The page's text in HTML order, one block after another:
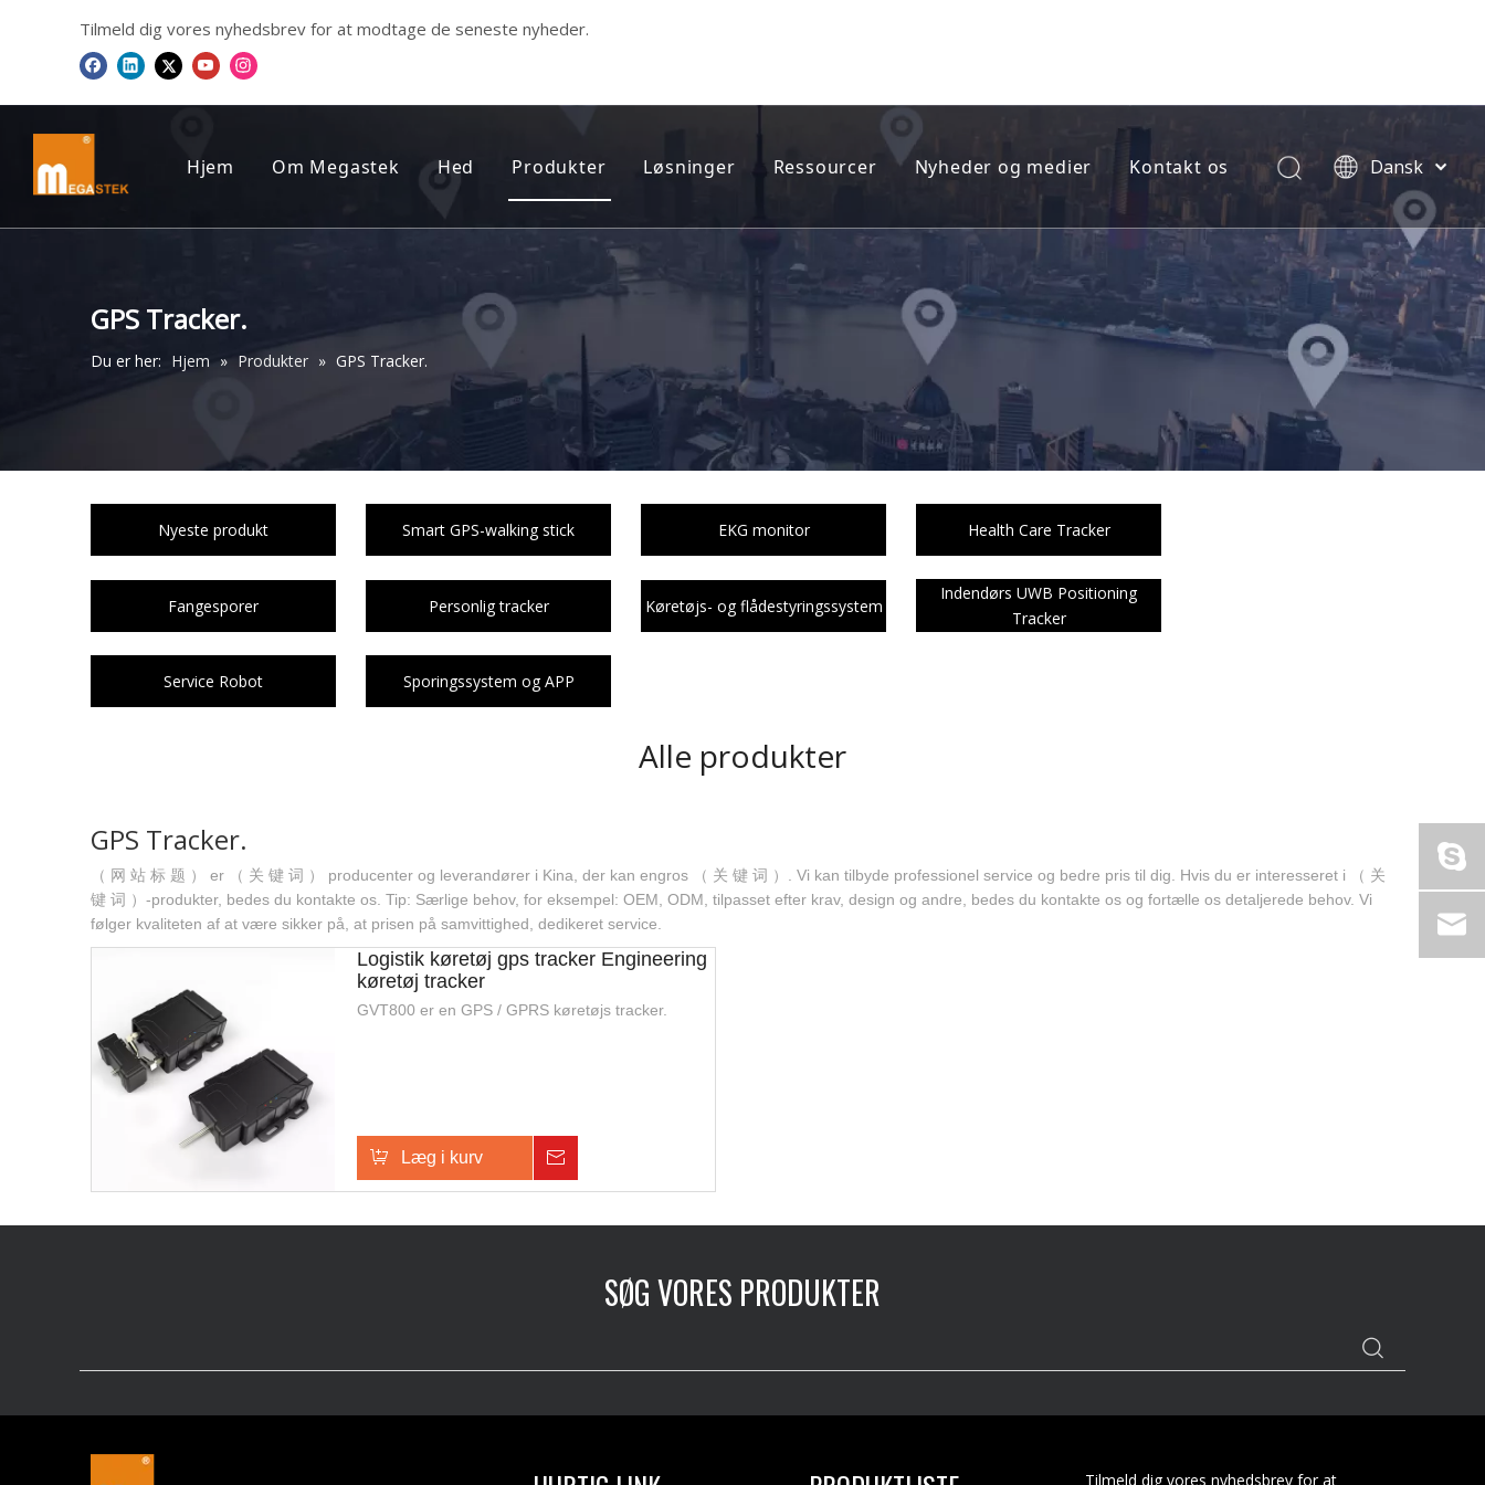
Hjem Om Megastek
VORES UDTALELSER
Hed Produkter
Smart GPS-walking stick
Health Care Tracker
Fangesporer
Personlig tracker
Indendørs UWB Positioning Tracker
Sporingssystem og APP
Service Robot
Løsninger
Sporing af sundhedsvæsen
Personlig sporing
Flådestyring og brændstofovervågning
Indendørs UWB-positionering
Hospitalspersonale og Asset Management
Ressourcer
Teknisk support online jobordre
EFTERSALGSSERVICE (RMA FORM)
Nyheder og medier Kontakt os
Dansk
norsk
språk
한국어
日本語
Italiano
Deutsch
Português
Français
Tilmeld dig vores nyhedsbrev for at modtage de seneste nyheder.
GPS Tracker.
Du er her: Hjem » Produkter » GPS Tracker.
Nyeste produkt Smart GPS-walking stick EKG monitor Health Care Tracker
Fangesporer Personlig tracker Køretøjs- og flådestyringssystem
Indendørs UWB Positioning
Tracker
Service Robot Sporingssystem og APP
Alle produkter
GPS Tracker.
（ 网 站 标 题 ） er （ 关 键 词 ） producenter og leverandører i Kina, der kan engros （ 关 键 词 ）. Vi kan tilbyde professionel service og bedre pris til dig. Hvis du er interesseret i （ 关
键 词 ）-produkter, bedes du kontakte os. Tip: Særlige behov, for eksempel: OEM, ODM, tilpasset efter krav, design og andre, bedes du kontakte os og fortælle os detaljerede behov. Vi
følger kvaliteten af ​​at være sikker på, at prisen på samvittighed, dedikeret service.
Logistik køretøj gps tracker Engineering
køretøj tracker
GVT800 er en GPS / GPRS køretøjs tracker.
Læg i kurv
SØG VORES PRODUKTER
Tilmeld dig vores nyhedsbrev for at